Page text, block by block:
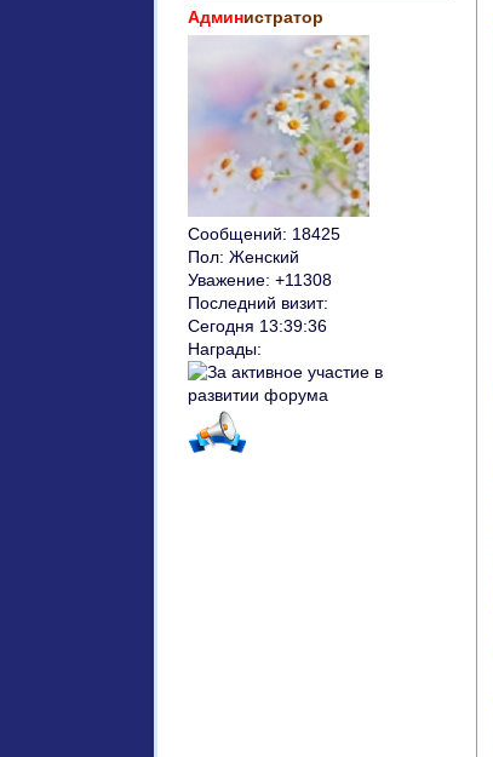
Администратор
Сообщений: 18425
Пол: Женский
Уважение: +11308
Последний визит:
Сегодня 13:39:36
Награды: